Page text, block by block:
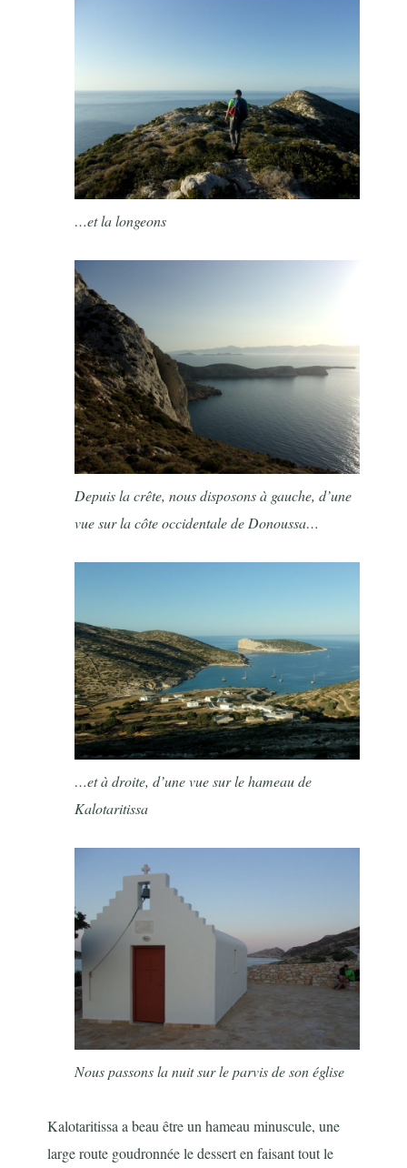
…et la longeons
Depuis la crête, nous disposons à gauche, d’une
vue sur la côte occidentale de Donoussa…
…et à droite, d’une vue sur le hameau de
Kalotaritissa
Nous passons la nuit sur le parvis de son église
Kalotaritissa a beau être un hameau minuscule, une
large route goudronnée le dessert en faisant tout le